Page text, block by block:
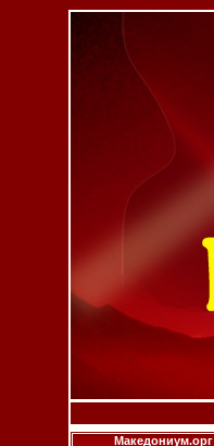
Македониум.орг